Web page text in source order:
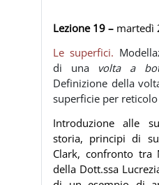
Lezione 19 – martedì
Le superfici.
di una volta a
Definizione della
superficie per
Introduzione alle
storia, principi di
Clark, confronto tra
della Dott.ssa